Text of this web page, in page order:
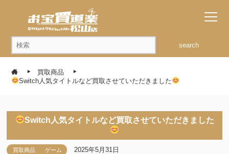
search
買取商品
Switch人気タイトルなど買取させていただきました
Switch人気タイトルなど買取させていただきました
買取商品 ゲーム 2025年5月31日